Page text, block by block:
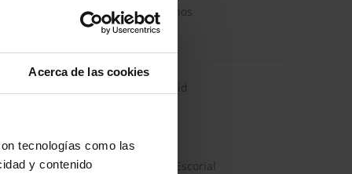
Acerca de las cookies
tecnologías como las
y contenido
de la Oliva - Valdemaqueda
Autobuses Nocturnos
Cómo ir
Las Rozas de Madrid
Galapagar
San Lorenzo de El Escorial